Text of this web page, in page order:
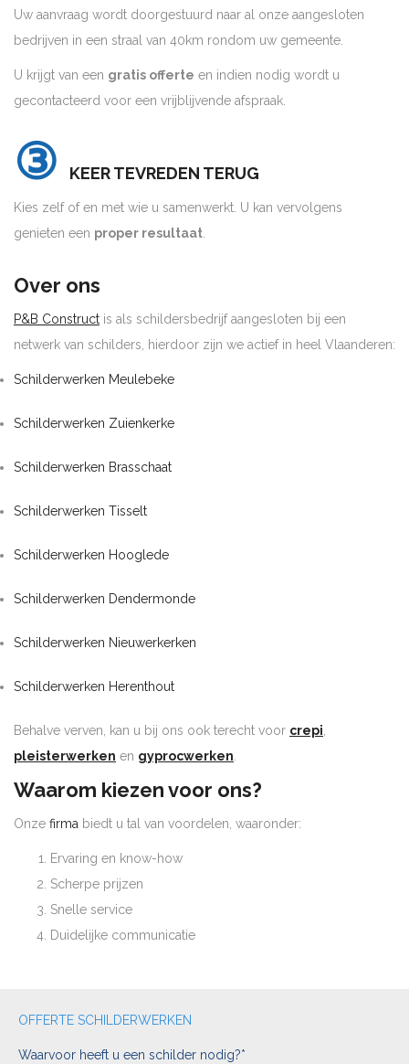
Uw aanvraag wordt doorgestuurd naar al onze aangesloten
bedrijven in een straal van 40km rondom uw gemeente.
U krijgt van een gratis offerte en indien nodig wordt u
gecontacteerd voor een vrijblijvende afspraak.
③ KEER TEVREDEN TERUG
Kies zelf of en met wie u samenwerkt. U kan vervolgens
genieten een proper resultaat.
Over ons
P&B Construct is als schildersbedrijf aangesloten bij een
netwerk van schilders, hierdoor zijn we actief in heel Vlaanderen:
Schilderwerken Meulebeke
Schilderwerken Zuienkerke
Schilderwerken Brasschaat
Schilderwerken Tisselt
Schilderwerken Hooglede
Schilderwerken Dendermonde
Schilderwerken Nieuwerkerken
Schilderwerken Herenthout
Behalve verven, kan u bij ons ook terecht voor crepi,
pleisterwerken en gyprocwerken.
Waarom kiezen voor ons?
Onze firma biedt u tal van voordelen, waaronder:
Ervaring en know-how
Scherpe prijzen
Snelle service
Duidelijke communicatie
OFFERTE SCHILDERWERKEN
Waarvoor heeft u een schilder nodig?*